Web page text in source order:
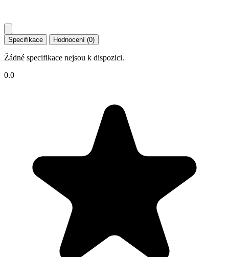
Specifikace Hodnocení (0)
Žádné specifikace nejsou k dispozici.
0.0